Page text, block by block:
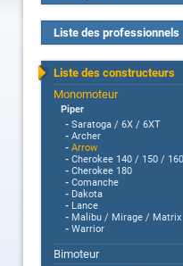
Liste des professionnels
Liste des constructeurs
Monomoteur
Piper
- Saratoga / 6X / 6XT
- Archer
- Arrow
- Cherokee 140 / 150 / 160
- Cherokee 180
- Comanche
- Dakota
- Lance
- Malibu / Mirage / Matrix
- Warrior
Bimoteur